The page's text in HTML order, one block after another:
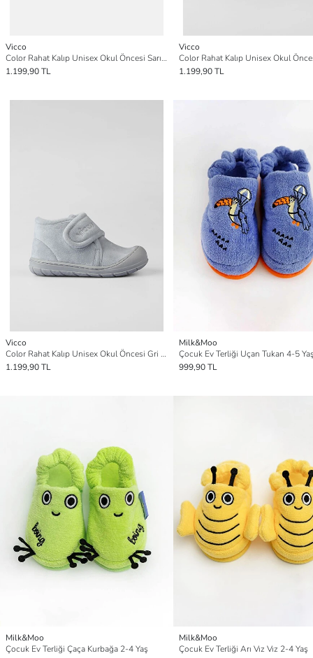
Vicco
Color Rahat Kalıp Unisex Okul Öncesi Sarı Panduf
1.199,90 TL
Vicco
1.199,90 TL
Vicco
Color Rahat Kalıp Unisex Okul Öncesi Gri Ev Ayakkabası
1.199,90 TL
Milk&Moo
Çocuk Ev Terliği Uçan Tukan 4-5
999,90 TL
Milk&Moo
Çocuk Ev Terliği Çaça Kurbağa 2-4 Yaş
Milk&Moo
Çocuk Ev Terliği Arı Vız Vız 2-4 Yaş